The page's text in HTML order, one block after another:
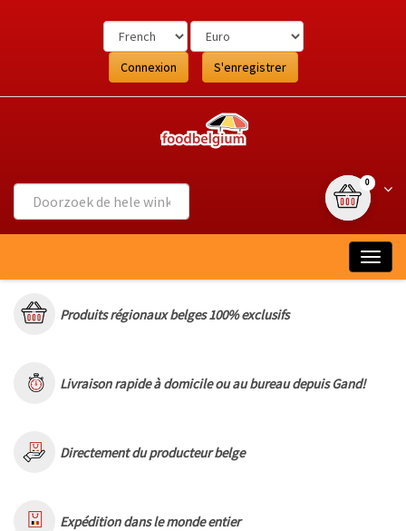
Connexion S'enregistrer
0{0}
Produits régionaux belges 100% exclusifs
Livraison rapide à domicile ou au bureau depuis Gand!
Directement du producteur belge
Expédition dans le monde entier